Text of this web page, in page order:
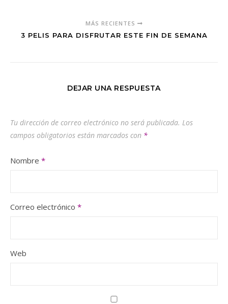
MÁS RECIENTES
3 PELIS PARA DISFRUTAR ESTE FIN DE SEMANA
DEJAR UNA RESPUESTA
Tu dirección de correo electrónico no será publicada. Los
campos obligatorios están marcados con *
Nombre *
Correo electrónico *
Web